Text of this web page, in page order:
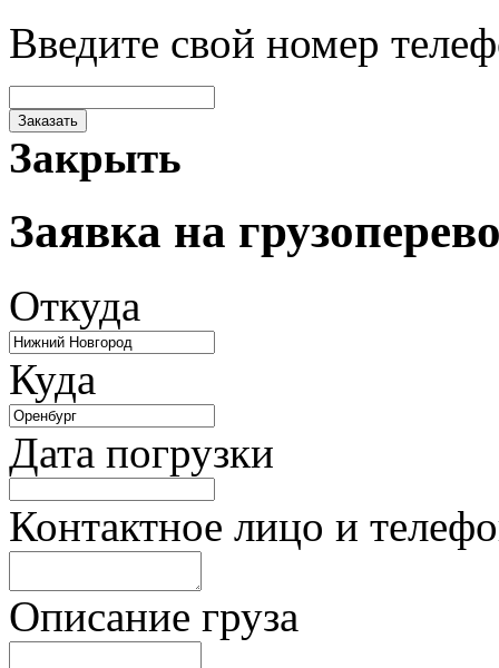
Введите свой номер
Заказать
Закрыть
Заявка на
Откуда
Куда
Дата погрузки
Контактное лицо и
Описание груза